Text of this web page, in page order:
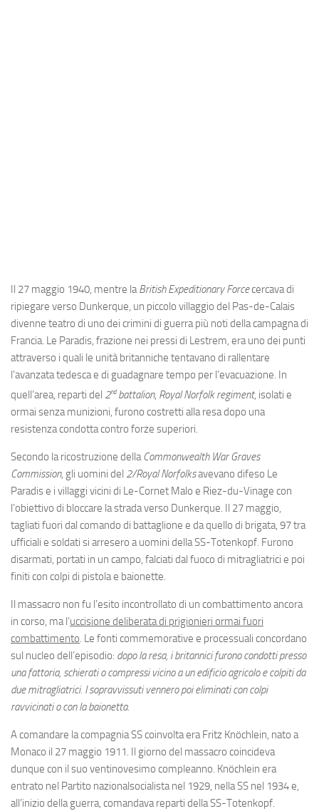
Industria
Eventi
Il 27 maggio 1940, mentre laBritish Expeditionary Forcecercava di
ripiegare verso Dunkerque, un piccolo villaggio del Pas-de-Calais
divenne teatro di uno dei crimini di guerra più noti della campagna di
Francia. Le Paradis, frazione nei pressi di Lestrem, era uno dei punti
attraverso i quali le unità britanniche tentavano di rallentare
l’avanzata tedesca e di guadagnare tempo per l’evacuazione. In
quell’area, reparti del 2ndbattalion, Royal Norfolk regiment, isolati e
ormai senza munizioni, furono costretti alla resa dopo una
resistenza condotta contro forze superiori.
Secondo la ricostruzione dellaCommonwealth War Graves
Commission, gli uomini del 2/Royal Norfolksavevano difeso Le
Paradis e i villaggi vicini di Le-Cornet Malo e Riez-du-Vinage con
l’obiettivo di bloccare la strada verso Dunkerque. Il 27 maggio,
tagliati fuori dal comando di battaglione e da quello di brigata, 97 tra
ufficiali e soldati si arresero a uomini della SS-Totenkopf. Furono
disarmati, portati in un campo, falciati dal fuoco di mitragliatrici e poi
finiti con colpi di pistola e baionette.
Il massacro non fu l’esito incontrollato di un combattimento ancora
in corso, ma l’uccisione deliberata di prigionieri ormai fuori
combattimento. Le fonti commemorative e processuali concordano
sul nucleo dell’episodio: dopo la resa, i britannici furono condotti presso
una fattoria, schierati o compressi vicino a un edificio agricolo e colpiti da
due mitragliatrici. I sopravvissuti vennero poi eliminati con colpi
ravvicinati o con la baionetta.
A comandare la compagnia SS coinvolta era Fritz Knöchlein, nato a
Monaco il 27 maggio 1911. Il giorno del massacro coincideva
dunque con il suo ventinovesimo compleanno. Knöchlein era
entrato nel Partito nazionalsocialista nel 1929, nella SS nel 1934 e,
all’inizio della guerra, comandava reparti della SS-Totenkopf.